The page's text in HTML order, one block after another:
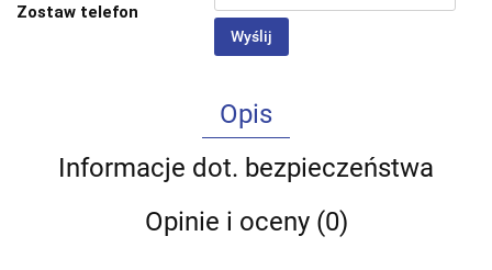
Zostaw telefon
Wyślij
Opis
Informacje dot. bezpieczeństwa
Opinie i oceny (0)